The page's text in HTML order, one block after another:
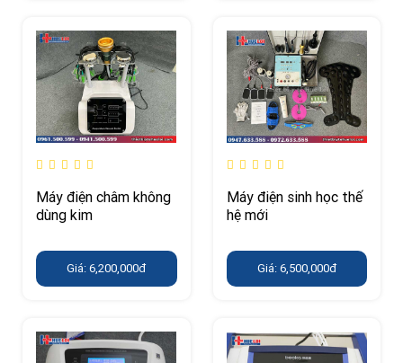
Máy điện châm không
dùng kim
Giá: 6,200,000đ
Máy điện sinh học thế
hệ mới
Giá: 6,500,000đ